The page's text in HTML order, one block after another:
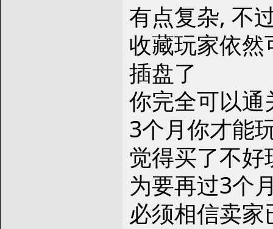
有点复杂, 不
收藏玩家依
插盘了
你完全可以
3个月你才能
觉得买了不
为要再过3个
必须相信卖